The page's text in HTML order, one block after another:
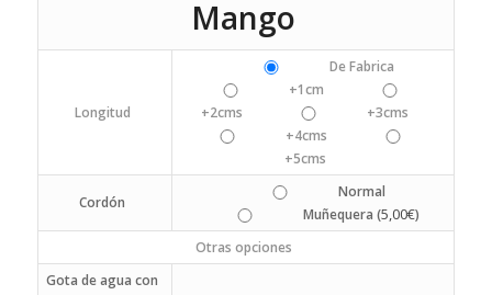
Mango
Longitud
De Fabrica
+1cm
+2cms
+3cms
+4cms
+5cms
Cordón
Normal
Muñequera (5,00€)
Otras opciones
Gota de agua con